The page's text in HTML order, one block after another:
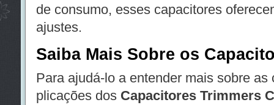
de consumo, esses capacitores
ajustes.
Saiba Mais Sobre os
Para ajudá-lo a entender mais sobre
plicações dos Capacitores Trimmers